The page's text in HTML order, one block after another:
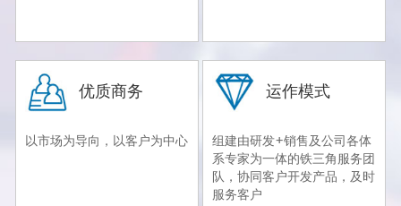
优质商务
以市场为导向，以客户为中心
运作模式
组建由研发+销售及公司各体
系专家为一体的铁三角服务团
队，协同客户开发产品，及时
服务客户